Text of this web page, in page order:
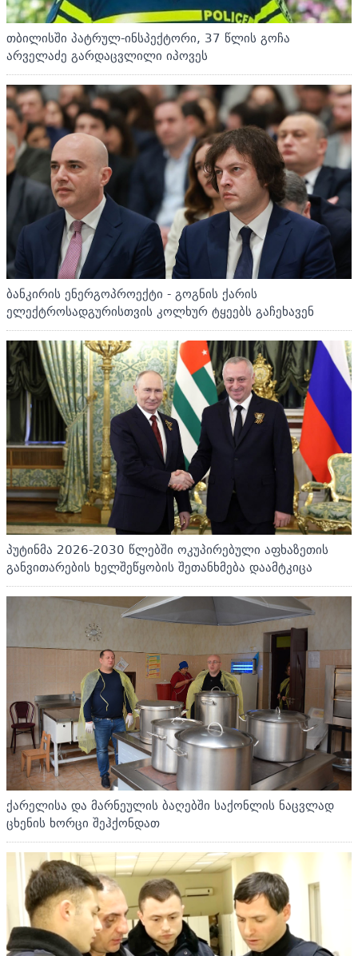
თბილისში პატრულ-ინსპექტორი, 37 წლის გოჩა
არველაძე გარდაცვლილი იპოვეს
ბანკირის ენერგოპროექტი - გოგნის ქარის
ელექტროსადგურისთვის კოლხურ ტყეებს გაჩეხავენ
პუტინმა 2026-2030 წლებში ოკუპირებული აფხაზეთის
განვითარების ხელშეწყობის შეთანხმება დაამტკიცა
ქარელისა და მარნეულის ბაღებში საქონლის ნაცვლად
ცხენის ხორცი შეჰქონდათ